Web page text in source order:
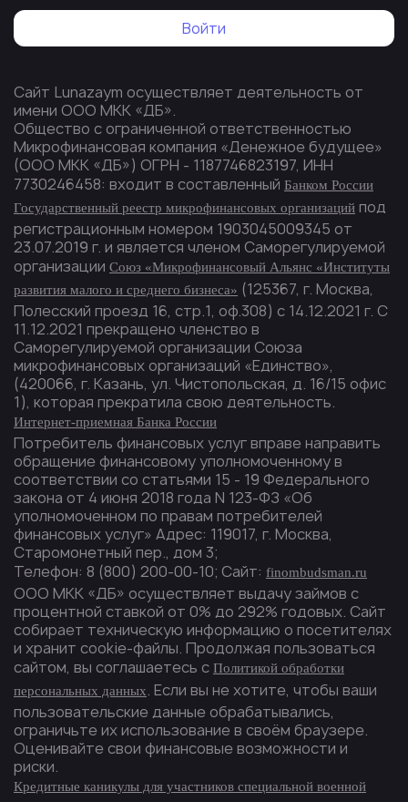
Войти
Сайт Lunazaym осуществляет деятельность от
имени ООО МКК «ДБ».
Общество с ограниченной ответственностью
Микрофинансовая компания «Денежное будущее»
(ООО МКК «ДБ») ОГРН - 1187746823197, ИНН
7730246458: входит в составленный Банком России
Государственный реестр микрофинансовых организаций под
регистрационным номером 1903045009345 от
23.07.2019 г. и является членом Саморегулируемой
организации Союз «Микрофинансовый Альянс «Институты
развития малого и среднего бизнеса» (125367, г. Москва,
Полесский проезд 16, стр.1, оф.308) с 14.12.2021 г. С
11.12.2021 прекращено членство в
Саморегулируемой организации Союза
микрофинансовых организаций «Единство»,
(420066, г. Казань, ул. Чистопольская, д. 16/15 офис
1), которая прекратила свою деятельность.
Интернет-приемная Банка России
Потребитель финансовых услуг вправе направить
обращение финансовому уполномоченному в
соответствии со статьями 15 - 19 Федерального
закона от 4 июня 2018 года N 123-ФЗ «Об
уполномоченном по правам потребителей
финансовых услуг» Адрес: 119017, г. Москва,
Старомонетный пер., дом 3;
Телефон: 8 (800) 200-00-10; Сайт: finombudsman.ru
ООО МКК «ДБ» осуществляет выдачу займов с
процентной ставкой от 0% до 292% годовых. Сайт
собирает техническую информацию о посетителях
и хранит cookie-файлы. Продолжая пользоваться
сайтом, вы соглашаетесь с Политикой обработки
персональных данных. Если вы не хотите, чтобы ваши
пользовательские данные обрабатывались,
ограничьте их использование в своём браузере.
Оценивайте свои финансовые возможности и
риски.
Кредитные каникулы для участников специальной военной